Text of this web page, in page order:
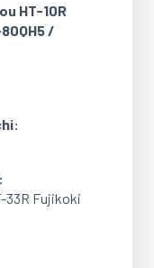
HT-10R
/
33R Fujikoki